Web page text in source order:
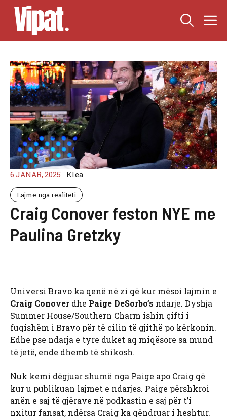
Skip
content
6 JANAR, 2025 Klea
Lajme nga realiteti
Craig Conover feston NYE me
Paulina Gretzky
Universi Bravo ka qenë në zi që kur mësoi lajmin e
Craig Conover dhe Paige DeSorbo’s ndarje. Dyshja
Summer House/Southern Charm ishin çifti i
fuqishëm i Bravo për të cilin të gjithë po kërkonin.
Edhe pse ndarja e tyre duket aq miqësore sa mund
të jetë, ende dhemb të shikosh.
Nuk kemi dëgjuar shumë nga Paige apo Craig që
kur u publikuan lajmet e ndarjes. Paige përshkroi
anën e saj të gjërave në podkastin e saj për t’i
nxitur fansat, ndërsa Craig ka qëndruar i heshtur.